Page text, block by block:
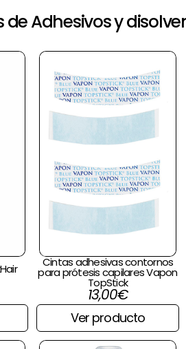
Adhesivos y
Cintas adhesivas contornos
para prótesis capilares Vapon
TopStick
13,00€
Ver producto